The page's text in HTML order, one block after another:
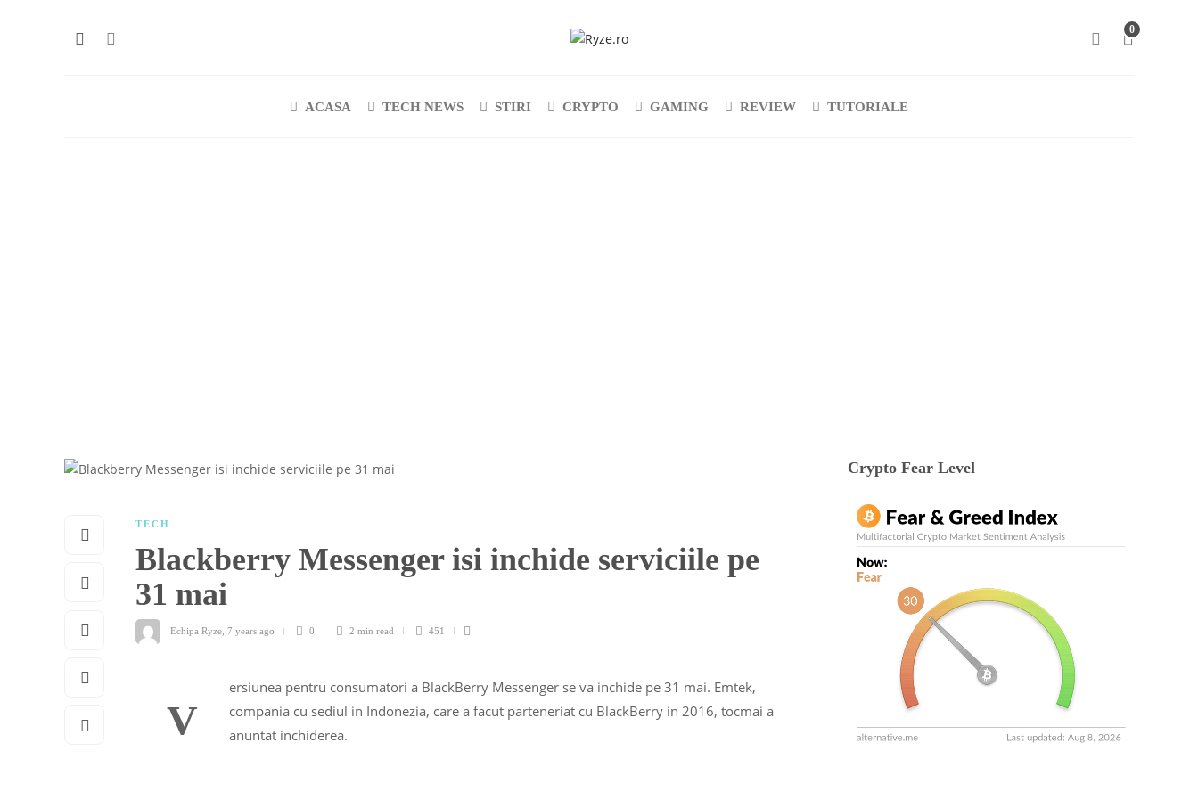
0
ACASA TECH NEWS STIRI CRYPTO GAMING REVIEW TUTORIALE
TECH
Blackberry Messenger isi inchide serviciile pe
31 mai
Echipa Ryze 7 years ago 0 2 min read 451
V
ersiunea pentru consumatori a BlackBerry Messenger se va inchide pe 31 mai. Emtek,
compania cu sediul in Indonezia, care a facut parteneriat cu BlackBerry in 2016, tocmai a
anuntat inchiderea.
Crypto Fear Level